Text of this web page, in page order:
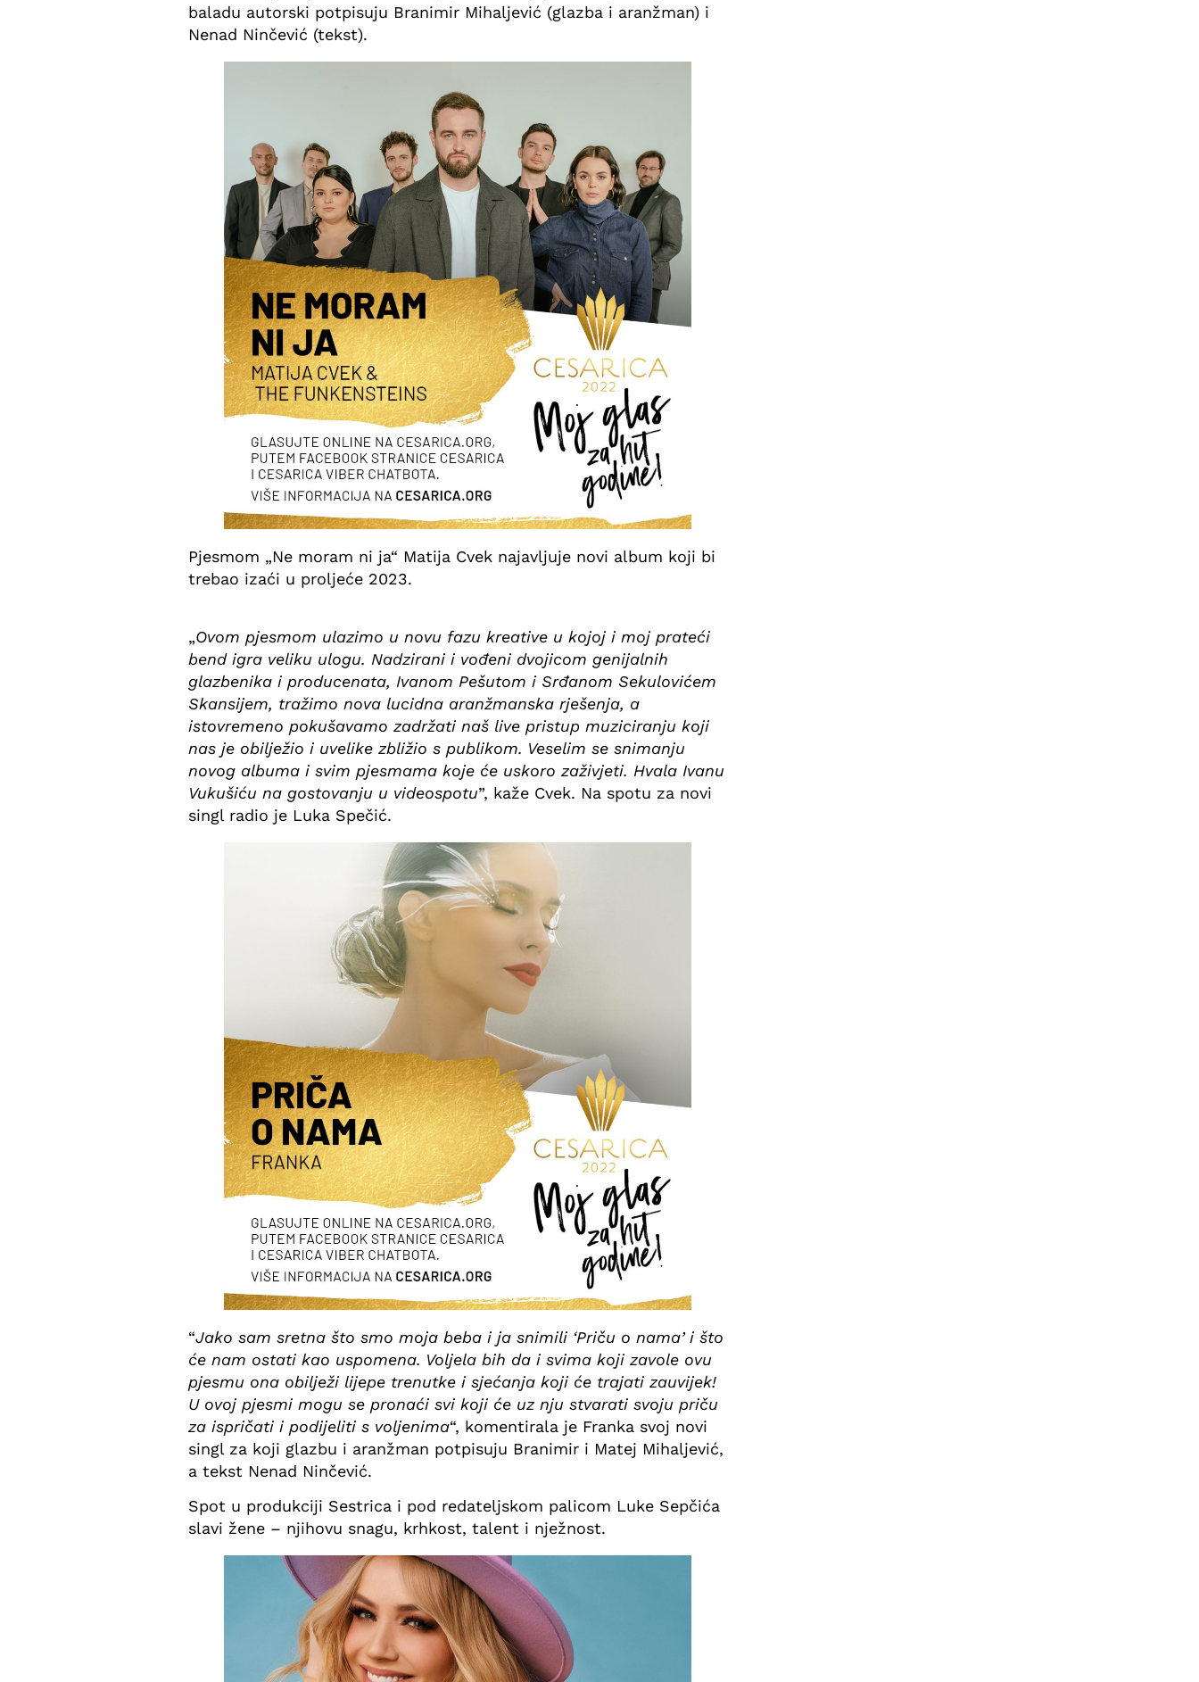
baladu autorski potpisuju Branimir Mihaljević (glazba i aranžman) i
Nenad Ninčević (tekst).
Pjesmom „Ne moram ni ja“ Matija Cvek najavljuje novi album koji bi
trebao izaći u proljeće 2023.
„Ovom pjesmom ulazimo u novu fazu kreative u kojoj i moj prateći
bend igra veliku ulogu. Nadzirani i vođeni dvojicom genijalnih
glazbenika i producenata, Ivanom Pešutom i Srđanom Sekulovićem
Skansijem, tražimo nova lucidna aranžmanska rješenja, a
istovremeno pokušavamo zadržati naš live pristup muziciranju koji
nas je obilježio i uvelike zbližio s publikom. Veselim se snimanju
novog albuma i svim pjesmama koje će uskoro zaživjeti. Hvala Ivanu
Vukušiću na gostovanju u videospotu”, kaže Cvek. Na spotu za novi
singl radio je Luka Spečić.
“Jako sam sretna što smo moja beba i ja snimili ‘Priču o nama’ i što
će nam ostati kao uspomena. Voljela bih da i svima koji zavole ovu
pjesmu ona obilježi lijepe trenutke i sjećanja koji će trajati zauvijek!
U ovoj pjesmi mogu se pronaći svi koji će uz nju stvarati svoju priču
za ispričati i podijeliti s voljenima“, komentirala je Franka svoj novi
singl za koji glazbu i aranžman potpisuju Branimir i Matej Mihaljević,
a tekst Nenad Ninčević.
Spot u produkciji Sestrica i pod redateljskom palicom Luke Sepčića
slavi žene – njihovu snagu, krhkost, talent i nježnost.